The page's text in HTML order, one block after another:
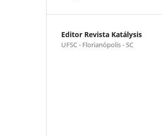
Editor Revista Katálysis
UFSC - Florianópolis - SC